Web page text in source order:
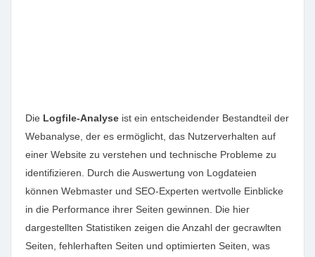
Die Logfile-Analyse ist ein entscheidender Bestandteil der
Webanalyse, der es ermöglicht, das Nutzerverhalten auf
einer Website zu verstehen und technische Probleme zu
identifizieren. Durch die Auswertung von Logdateien
können Webmaster und SEO-Experten wertvolle Einblicke
in die Performance ihrer Seiten gewinnen. Die hier
dargestellten Statistiken zeigen die Anzahl der gecrawlten
Seiten, fehlerhaften Seiten und optimierten Seiten, was